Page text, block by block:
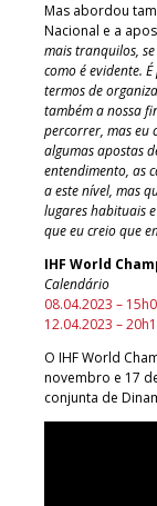
Mas abordou
Nacional e a
mais tranquilos,
como é evidente.
termos de
também a nossa
percorrer, mas eu
algumas apostas
entendimento, as
a este nível, mas
lugares habituais
que eu creio que
IHF World
Calendário
08.04.2023 –
12.04.2023 –
O IHF World
novembro e 17
conjunta de